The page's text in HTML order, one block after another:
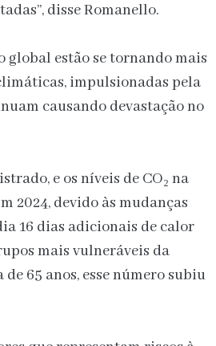
disse Romanello.
global estão se tornando mais
impulsionadas pela
causando devastação no
e os níveis de CO₂ na
2024, devido às mudanças
16 dias adicionais de calor
mais vulneráveis da
de 65 anos, esse número subiu